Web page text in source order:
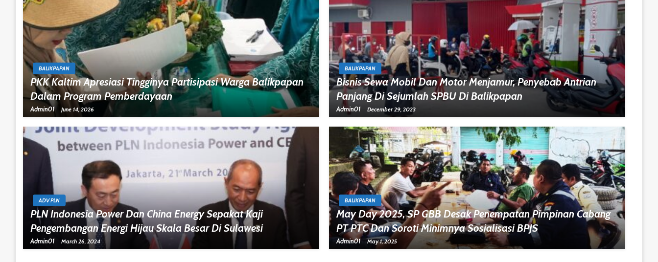
BALIKPAPAN
PKK Kaltim Apresiasi Tingginya Partisipasi Warga Balikpapan
Dalam Program Pemberdayaan
Admin01 June 14, 2026
BALIKPAPAN
Bisnis Sewa Mobil Dan Motor Menjamur, Penyebab Antrian
Panjang Di Sejumlah SPBU Di Balikpapan
Admin01 December 29, 2023
ADV PLN
PLN Indonesia Power Dan China Energy Sepakat Kaji
Pengembangan Energi Hijau Skala Besar Di Sulawesi
Admin01 March 26, 2024
BALIKPAPAN
May Day 2025, SP GBB Desak Penempatan Pimpinan Cabang
PT PTC Dan Soroti Minimnya Sosialisasi BPJS
Admin01 May 1, 2025